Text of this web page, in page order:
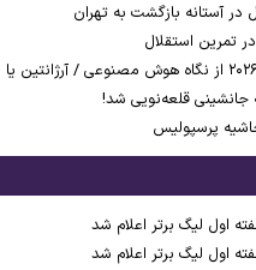
در آستانه بازگشت به تهران
تمرین استقلال
جانشینی قلعه‌نویی شد!
پرسپولیس
اول لیگ برتر اعلام شد
اول لیگ برتر اعلام شد